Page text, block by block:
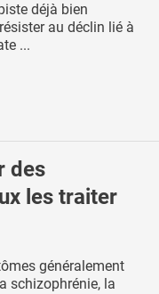
déjà bien
au déclin lié à
...
des
les traiter
généralement
schizophrénie, la